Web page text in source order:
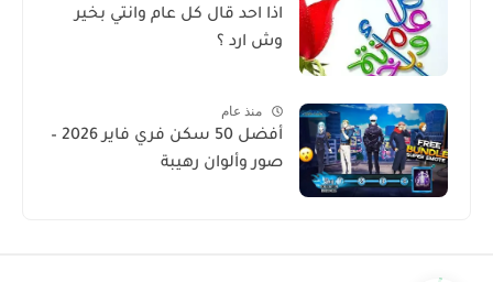
اذا احد قال كل عام وانتي بخير
وش ارد ؟
منذ عام
أفضل 50 سكن فري فاير 2026 –
صور وألوان رهيبة